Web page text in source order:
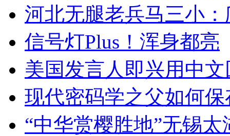
河北无腿老兵马三小
信号灯Plus！浑身都亮
美国发言人即兴用中
现代密码学之父如何
“中华赏樱胜地”无锡